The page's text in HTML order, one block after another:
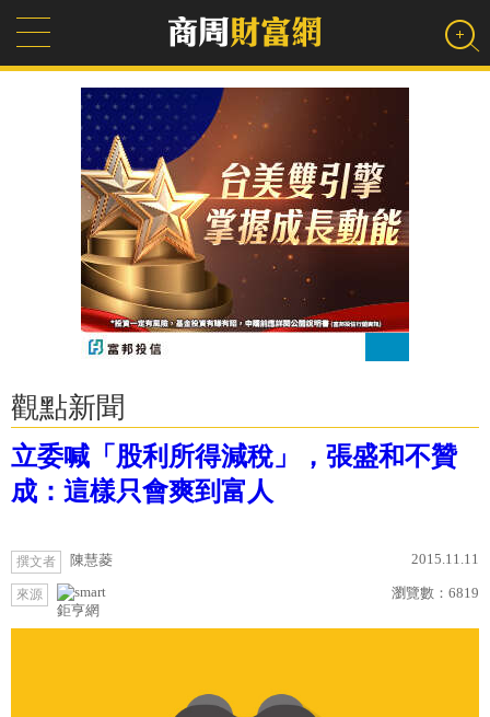
觀點新聞
立委喊「股利所得減稅」，張盛和不贊
成：這樣只會爽到富人
撰文者 陳慧菱 2015.11.11
來源
鉅亨網
瀏覽數： 6819